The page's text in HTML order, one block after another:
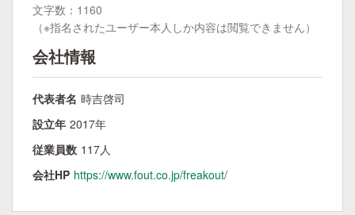
文字数：1160
（※指名されたユーザー本人しか内容は閲覧できません）
会社情報
代表者名 時吉啓司
設立年 2017年
従業員数 117人
会社HP https://www.fout.co.jp/freakout/